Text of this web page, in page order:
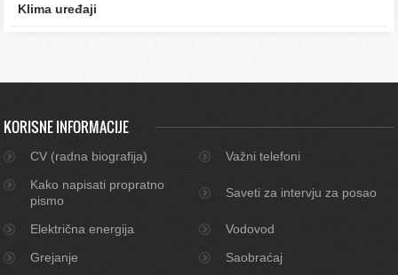
Klima uređaji
KORISNE INFORMACIJE
CV (radna biografija)
Važni telefoni
Kako napisati propratno
pismo
Saveti za intervju za posao
Električna energija
Vodovod
Grejanje
Saobraćaj